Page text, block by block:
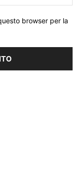
browser per la